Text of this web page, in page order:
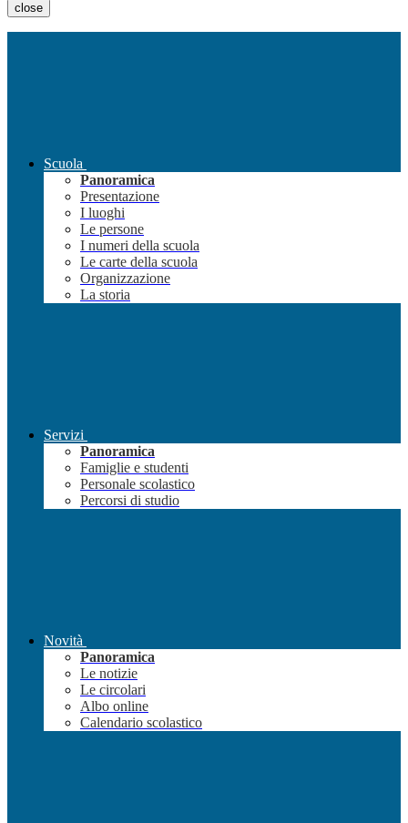
close
Scuola
Panoramica
Presentazione
I luoghi
Le persone
I numeri della scuola
Le carte della scuola
Organizzazione
La storia
Servizi
Panoramica
Famiglie e studenti
Personale scolastico
Percorsi di studio
Novità
Panoramica
Le notizie
Le circolari
Albo online
Calendario scolastico